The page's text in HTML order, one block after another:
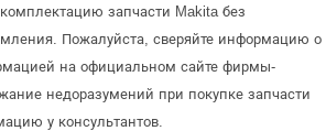
запчасти Makita без
Пожалуйста, сверяйте информацию о
на официальном сайте фирмы-
недоразумений при покупке запчасти
у консультантов.